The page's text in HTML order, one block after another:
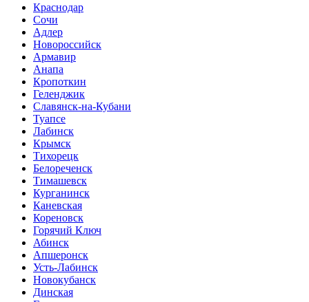
Краснодар
Сочи
Адлер
Новороссийск
Армавир
Анапа
Кропоткин
Геленджик
Славянск-на-Кубани
Туапсе
Лабинск
Крымск
Тихорецк
Белореченск
Тимашевск
Курганинск
Каневская
Кореновск
Горячий Ключ
Абинск
Апшеронск
Усть-Лабинск
Новокубанск
Динская